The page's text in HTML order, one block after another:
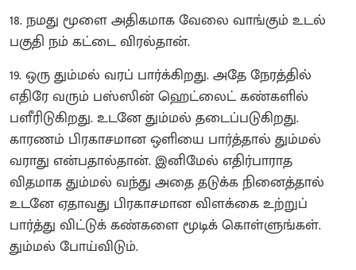
18. நமது மூளை அதிகமாக வேலை வாங்கும் உடல்
பகுதி நம் கட்டை விரல்தான்.
19. ஒரு தும்மல் வரப் பார்க்கிறது. அதே நேரத்தில்
எதிரே வரும் பஸ்ஸின் ஹெட்லைட் கண்களில்
பளீரிடுகிறது. உடனே தும்மல் தடைப்படுகிறது.
காரணம் பிரகாசமான ஒளியை பார்த்தால் தும்மல்
வராது என்பதால்தான். இனிமேல் எதிர்பாராத
விதமாக தும்மல் வந்து அதை தடுக்க நினைத்தால்
உடனே ஏதாவது பிரகாசமான விளக்கை உற்றுப்
பார்த்து விட்டுக் கண்களை மூடிக் கொள்ளுங்கள்.
தும்மல் போய்விடும்.